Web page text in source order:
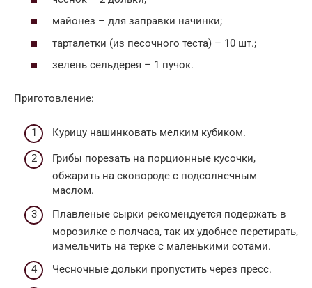
майонез – для заправки начинки;
тарталетки (из песочного теста) – 10 шт.;
зелень сельдерея – 1 пучок.
Приготовление:
Курицу нашинковать мелким кубиком.
Грибы порезать на порционные кусочки,
обжарить на сковороде с подсолнечным
маслом.
Плавленые сырки рекомендуется подержать в
морозилке с полчаса, так их удобнее перетирать,
измельчить на терке с маленькими сотами.
Чесночные дольки пропустить через пресс.